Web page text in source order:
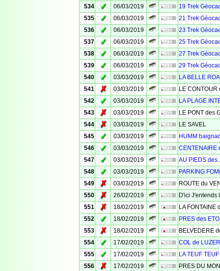
534
✓ 06/03/2019
19 Trek
535
✓ 06/03/2019
21 Trek
536
✓ 06/03/2019
23 Trek
537
✓ 06/03/2019
25 Trek
538
✓ 06/03/2019
27 Trek
539
✓ 06/03/2019
29 Trek
540
✓ 03/03/2019
LA BELLE
541
✗ 03/03/2019
LE
542
✓ 03/03/2019
LA PLAGE
543
✗ 03/03/2019
LE PONT des
544
✗ 03/03/2019
LE SAVEL
545
✓ 03/03/2019
HUMM
546
✓ 03/03/2019
CENTENAIRE
547
✓ 03/03/2019
AU PIEDS des
548
✓ 03/03/2019
PARKING
549
✗ 03/03/2019
ROUTE du
550
✗ 26/02/2019
D'ici J'entends
551
✗ 18/02/2019
LA FONTAINE
552
✓ 18/02/2019
PRES des
553
✗ 18/02/2019
BELVEDERE
554
✓ 17/02/2019
COL de
555
✓ 17/02/2019
LA TEUF TEUF
556
✗ 17/02/2019
PRES DU